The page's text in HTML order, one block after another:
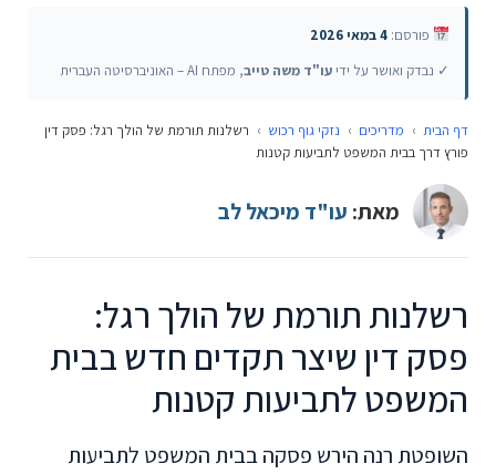
פורסם: 4 במאי 2026
✓ נבדק ואושר על ידי עו"ד משה טייב, מפתח AI – האוניברסיטה העברית
דף הבית › מדריכים › נזקי גוף רכוש › רשלנות תורמת של הולך רגל: פסק דין
פורץ דרך בבית המשפט לתביעות קטנות
מאת: עו"ד מיכאל לב
רשלנות תורמת של הולך רגל:
פסק דין שיצר תקדים חדש בבית
המשפט לתביעות קטנות
השופטת רנה הירש פסקה בבית המשפט לתביעות